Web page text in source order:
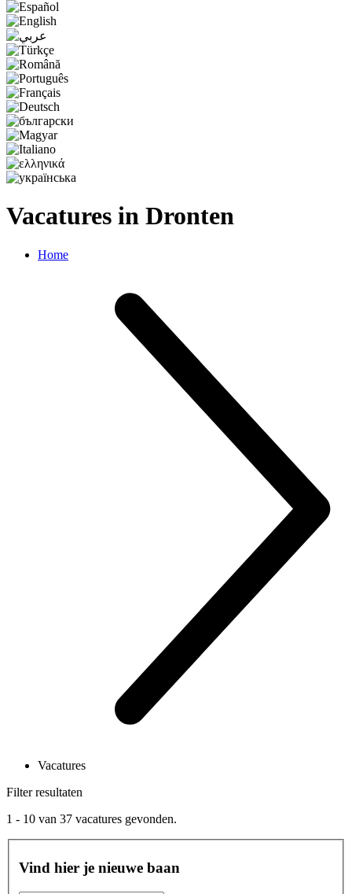
Vacatures in Dronten
Home
Vacatures
Filter resultaten
1 - 10 van 37 vacatures gevonden.
Vind hier je nieuwe baan